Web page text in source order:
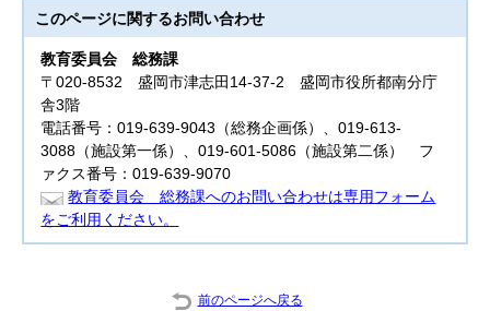
このページに関するお問い合わせ
教育委員会総務課
〒020-8532 盛岡市津志田14-37-2 盛岡市役所都南分庁
舎3階
電話番号：019-639-9043（総務企画係）、019-613-
3088（施設第一係）、019-601-5086（施設第二係） フ
ァクス番号：019-639-9070
教育委員会 総務課へのお問い合わせは専用フォーム
をご利用ください。
前のページへ戻る